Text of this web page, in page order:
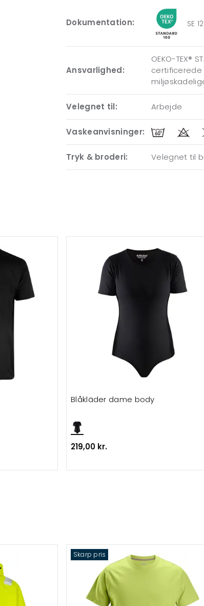
Dokumentation: SE
Ansvarlighed:
OEKO-TEX®
Velegnet til: Arbejde
Vaskeanvisninger:
Tryk & broderi: Velegnet til
Blåkläder dame body
219,00 kr.
Skarp pris